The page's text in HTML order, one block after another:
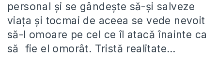
personal și se gândește să-și salveze
viața și tocmai de aceea se vede nevoit
să-l omoare pe cel ce îl atacă înainte ca
să fie el omorât. Tristă realitate…